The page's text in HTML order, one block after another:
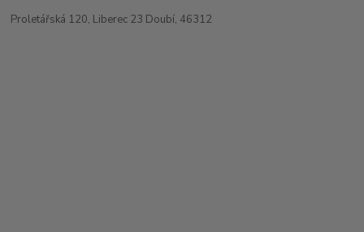
Proletářská 120, Liberec 23 Doubí, 46312